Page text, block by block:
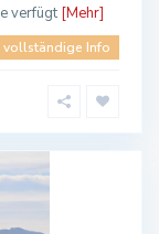
verfügt [Mehr]
vollständige Info